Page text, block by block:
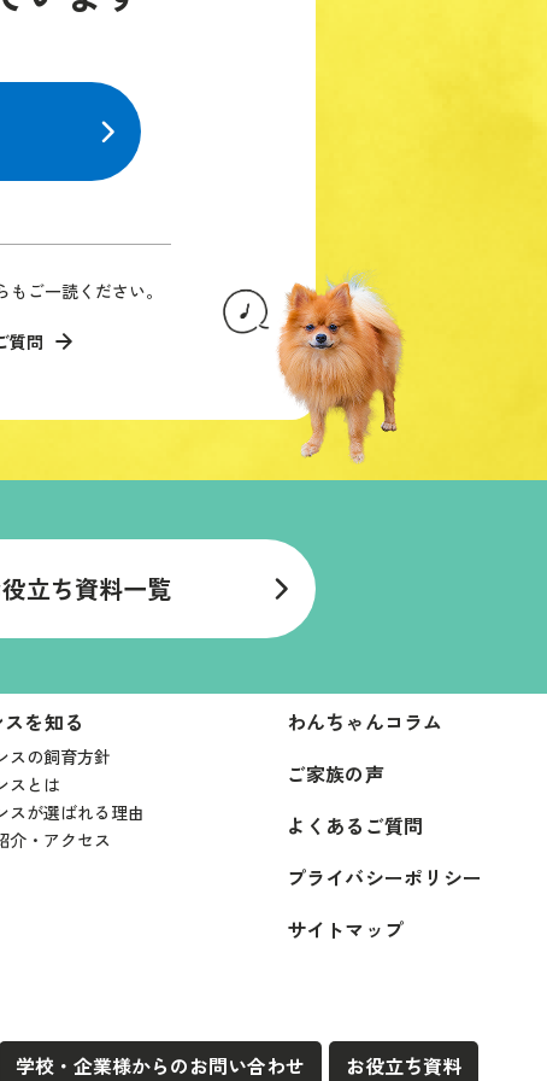
ご一読ください。
質問
立ち資料一覧
を知る
スの飼育方針
スとは
スが選ばれる理由
介・アクセス
わんちゃんコラム
ご家族の声
よくあるご質問
プライバシーポリシー
サイトマップ
学校・企業様からのお問い合わせ お役立ち資料